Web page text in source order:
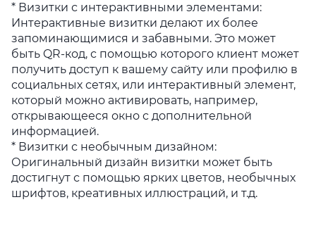
* Визитки с интерактивными элементами:
Интерактивные визитки делают их более
запоминающимися и забавными. Это может
быть QR-код, с помощью которого клиент может
получить доступ к вашему сайту или профилю в
социальных сетях, или интерактивный элемент,
который можно активировать, например,
открывающееся окно с дополнительной
информацией.
* Визитки с необычным дизайном:
Оригинальный дизайн визитки может быть
достигнут с помощью ярких цветов, необычных
шрифтов, креативных иллюстраций, и т.д.